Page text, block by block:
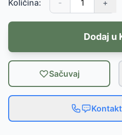
Količina: - +
Dodaj u
Sačuvaj